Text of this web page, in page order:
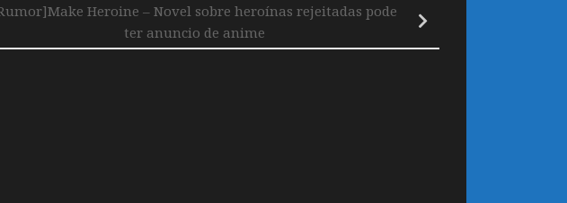
Heroine – Novel sobre heroínas rejeitadas pode
ter anuncio de anime